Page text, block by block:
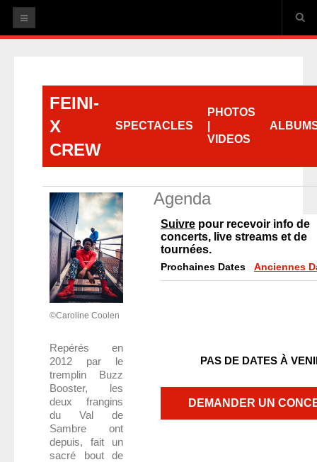
Thibaud Defever
HAPPY ENDS
Toute une vie sans se voir
Quelques mots d'amour, en rappels
Feini-X Crew
Daphné SWÂN
AGENDA
La lune en plein jour
Toute une vie sans se voir / Quelques mots d'amour
Daphné SWÂN
CONTACT
FEINI-
X
CREW
SPECTACLES
PHOTOS
VIDEOS
©Caroline Coolen
Repérés en
2012 par le
tremplin Buzz
Booster, les
deux frangins
du Val de
Sambre ont
depuis, fait un
sacré bout de
Agenda
Suivre pour recevoir info de
concerts, live streams et de
tournées.
Prochaines Dates Anciennes
PAS DE DATES À
DEMANDER UN